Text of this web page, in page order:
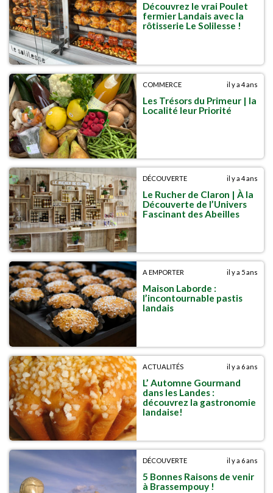
Découvrez le vrai Poulet
fermier Landais avec la
rôtisserie Le Solilesse !
COMMERCE il y a 4 ans
Les Trésors du Primeur | la
Localité leur Priorité
DÉCOUVERTE il y a 4 ans
Le Rucher de Claron | À la
Découverte de l’Univers
Fascinant des Abeilles
A EMPORTER il y a 5 ans
Maison Laborde :
l’incontournable pastis
landais
ACTUALITÉS il y a 6 ans
L’ Automne Gourmand
dans les Landes :
découvrez la gastronomie
landaise!
DÉCOUVERTE il y a 6 ans
5 Bonnes Raisons de venir
à Brassempouy !